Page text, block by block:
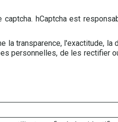
hCaptcha est
la transparence, l'exactitude, la
personnelles, de les rectifier